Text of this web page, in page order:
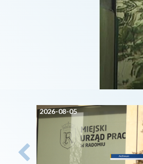
2026-08-05